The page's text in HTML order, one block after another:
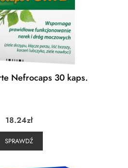
Nefrocaps 30 kaps.
18.24zł
SPRAWDŹ